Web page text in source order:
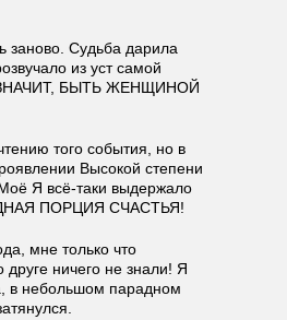
заново. Судьба дарила
из уст самой
ЗНАЧИТ, БЫТЬ ЖЕНЩИНОЙ
того события, но в
Высокой степени
Я всё-таки выдержало
ПОРЦИЯ СЧАСТЬЯ!
мне только что
ничего не знали! Я
в небольшом парадном